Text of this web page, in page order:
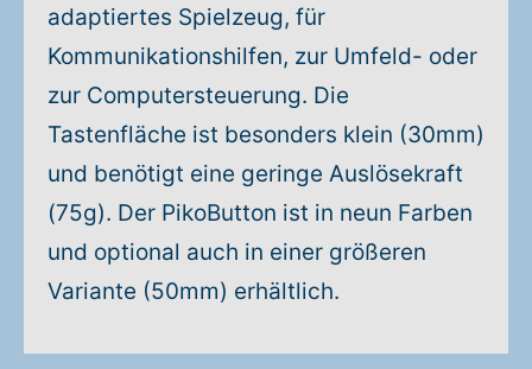
adaptiertes Spielzeug, für
Kommunikationshilfen, zur Umfeld- oder
zur Computersteuerung. Die
Tastenfläche ist besonders klein (30mm)
und benötigt eine geringe Auslösekraft
(75g). Der PikoButton ist in neun Farben
und optional auch in einer größeren
Variante (50mm) erhältlich.